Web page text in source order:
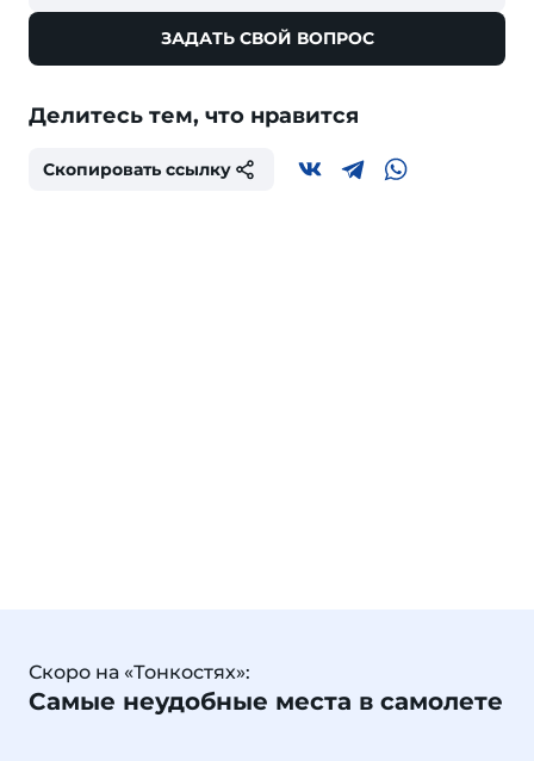
ЗАДАТЬ СВОЙ ВОПРОС
Делитесь тем, что нравится
Скопировать ссылку
Скоро на «Тонкостях»:
Самые неудобные места в самолете